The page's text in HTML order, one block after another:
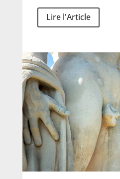
Lire l'Article